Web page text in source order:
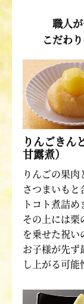
職人
こだわ
りんごきん
甘露煮）
りんごの果肉
さつまいもと
トコト煮詰め
その上には栗
を乗せた祝い
お子様が先ず
し上がる可能